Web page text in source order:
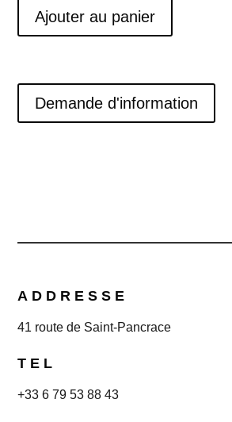
Ajouter au panier
Demande d'information
ADDRESSE
41 route de Saint-Pancrace
TEL
+33 6 79 53 88 43